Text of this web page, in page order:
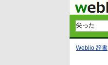
Weblio 辞書